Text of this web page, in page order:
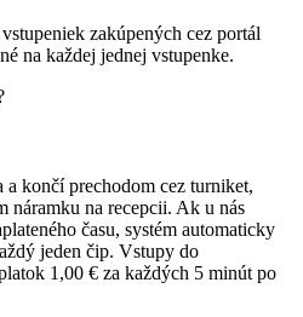
zakúpených cez portál
na každej jednej vstupenke.
a končí prechodom cez turniket,
náramku na recepcii. Ak u nás
času, systém automaticky
jeden čip. Vstupy do
1,00 € za každých 5 minút po